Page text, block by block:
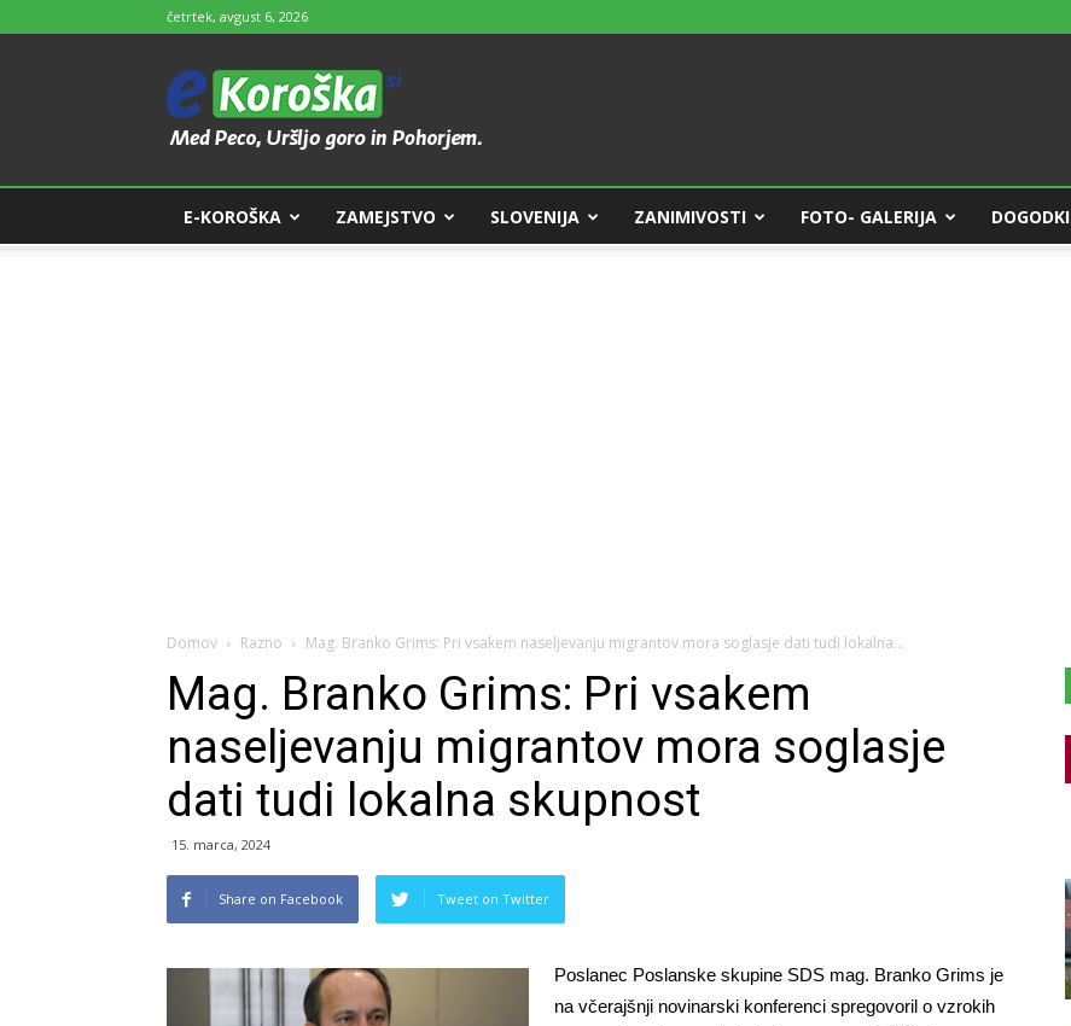
četrtek, avgust 6, 2026
e-
Koroška
E-KOROŠKA ZAMEJSTVO SLOVENIJA ZANIMIVOSTI FOTO- GALERIJA DOGODKI
Domov Razno Mag. Branko Grims: Pri vsakem naseljevanju migrantov mora soglasje dati tudi lokalna...
Mag. Branko Grims: Pri vsakem
naseljevanju migrantov mora soglasje
dati tudi lokalna skupnost
15. marca, 2024
Share on Facebook Tweet on Twitter
Poslanec Poslanske skupine SDS mag. Branko Grims je
na včerajšnji novinarski konferenci spregovoril o vzrokih